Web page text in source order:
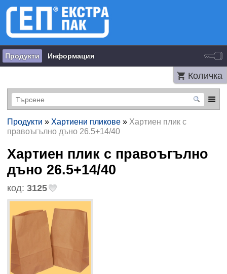
Продукти Информация
Количка
Продукти » Хартиени пликове» Хартиен плик с
правоъгълно дъно 26.5+14/40
Хартиен плик с правоъгълно
дъно 26.5+14/40
код: 3125